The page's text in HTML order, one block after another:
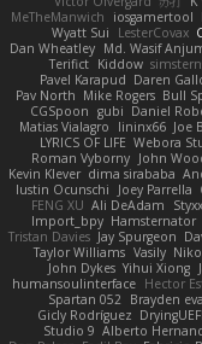
MeTheManwich
iosgamertool
Wyatt Sui
LesterCovax
Dan Wheatley Md. Wasif
Terifict Kiddow
Pavel Karapud Daren
Pav North Mike Rogers Bull
CGSpoon gubi Daniel
Matias Vialagro
lininx66 Joe
LYRICS OF LIFE Webora
Roman Vyborny John
Kevin Klever dima sirababa
Iustin Ocunschi
Joey Parrella
FENG XU Ali DeAdam Styxx
Import_bpy Hamsternator
Tristan Davies Jay Spurgeon
Taylor Williams Vasily
John Dykes Yihui Xiong
humansoulinterface Hector
Spartan 052 Brayden
Gicly Rodríguez
Studio 9 Alberto